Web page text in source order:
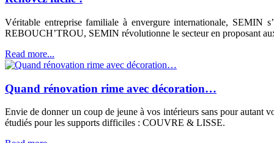
Véritable entreprise familiale à envergure internationale, SEMIN
REBOUCH’TROU, SEMIN révolutionne le secteur en proposant
Read more...
Quand rénovation rime avec décoration…
Envie de donner un coup de jeune à vos intérieurs sans pour autant
étudiés pour les supports difficiles : COUVRE & LISSE.